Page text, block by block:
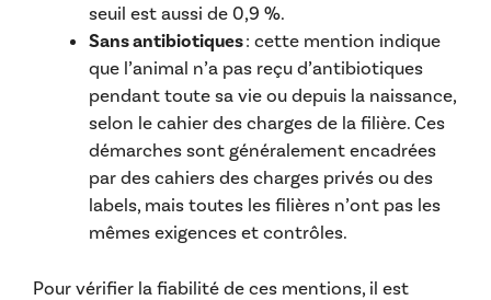
seuil est aussi de 0,9 %.
Sans antibiotiques: cette mention indique
que l’animal n’a pas reçu d’antibiotiques
pendant toute sa vie ou depuis la naissance,
selon le cahier des charges de la filière. Ces
démarches sont généralement encadrées
par des cahiers des charges privés ou des
labels, mais toutes les filières n’ont pas les
mêmes exigences et contrôles.
Pour vérifier la fiabilité de ces mentions, il est